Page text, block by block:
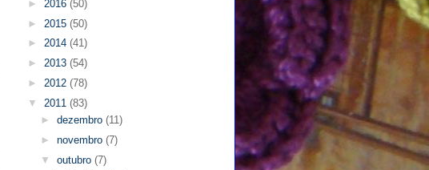
► 2016 (50)
► 2015 (50)
► 2014 (41)
► 2013 (54)
► 2012 (78)
▼ 2011 (83)
► dezembro (11)
► novembro (7)
▼ outubro (7)